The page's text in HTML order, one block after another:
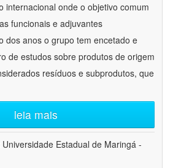
internacional onde o objetivo comum
funcionais e adjuvantes
dos anos o grupo tem encetado e
de estudos sobre produtos de origem
resíduos e subprodutos, que
leia mais
Universidade Estadual de Maringá -